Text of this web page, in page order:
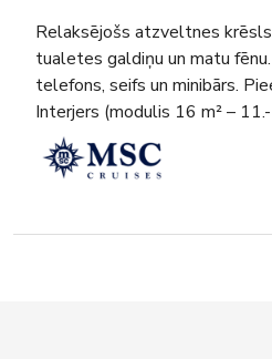
Relaksējošs atzveltnes
tualetes galdiņu un matu
telefons, seifs un minibārs.
Interjers (modulis 16 m² –